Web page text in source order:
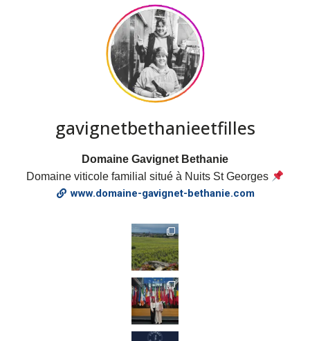
gavignetbethanieetfilles
Domaine Gavignet Bethanie
Domaine viticole familial situé à Nuits St Georges
www.domaine-gavignet-bethanie.com